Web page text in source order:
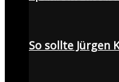
So sollte Jürgen